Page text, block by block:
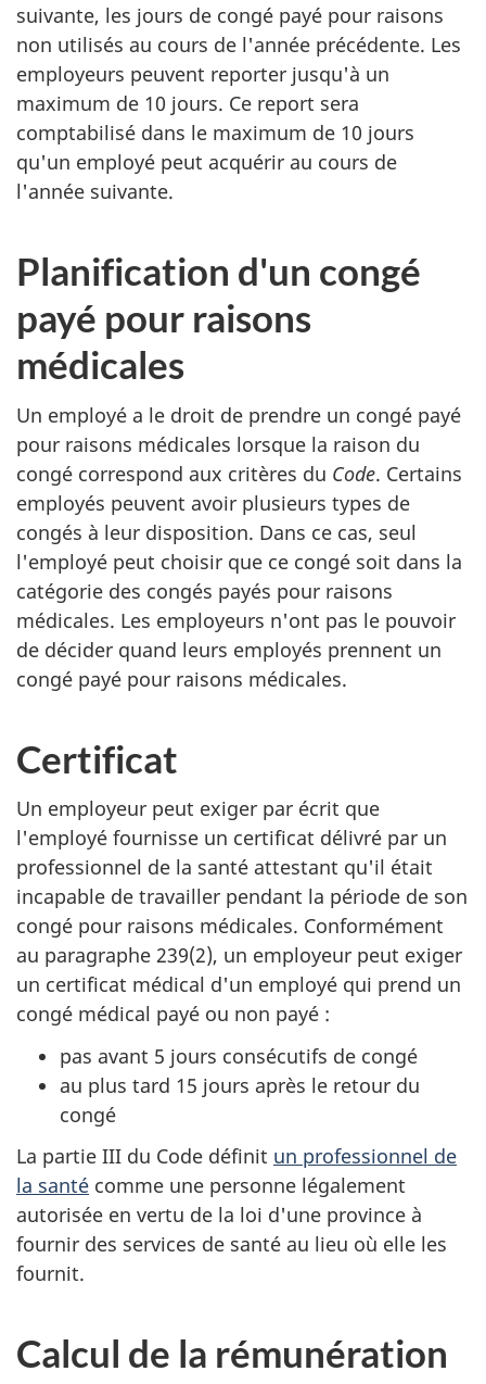
suivante, les jours de congé payé pour raisons
non utilisés au cours de l'année précédente. Les
employeurs peuvent reporter jusqu'à un
maximum de 10 jours. Ce report sera
comptabilisé dans le maximum de 10 jours
qu'un employé peut acquérir au cours de
l'année suivante.
Planification d'un congé
payé pour raisons
médicales
Un employé a le droit de prendre un congé payé
pour raisons médicales lorsque la raison du
congé correspond aux critères du Code. Certains
employés peuvent avoir plusieurs types de
congés à leur disposition. Dans ce cas, seul
l'employé peut choisir que ce congé soit dans la
catégorie des congés payés pour raisons
médicales. Les employeurs n'ont pas le pouvoir
de décider quand leurs employés prennent un
congé payé pour raisons médicales.
Certificat
Un employeur peut exiger par écrit que
l'employé fournisse un certificat délivré par un
professionnel de la santé attestant qu'il était
incapable de travailler pendant la période de son
congé pour raisons médicales. Conformément
au paragraphe 239(2), un employeur peut exiger
un certificat médical d'un employé qui prend un
congé médical payé ou non payé :
pas avant 5 jours consécutifs de congé
au plus tard 15 jours après le retour du
congé
La partie III du Code définit un professionnel de
la santé comme une personne légalement
autorisée en vertu de la loi d'une province à
fournir des services de santé au lieu où elle les
fournit.
Calcul de la rémunération